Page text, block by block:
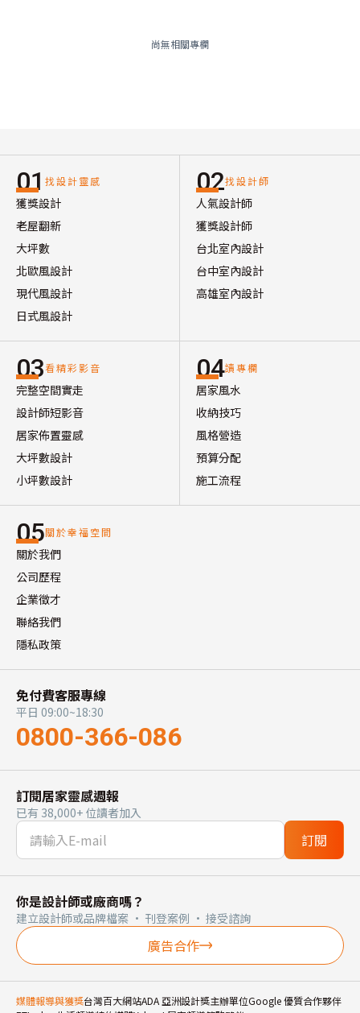
尚無相關專欄
01 找設計靈感
獲獎設計
老屋翻新
大坪數
北歐風設計
現代風設計
日式風設計
02找設計師
人氣設計師
獲獎設計師
台北室內設計
台中室內設計
高雄室內設計
03看精彩影音
完整空間實走
設計師短影音
居家佈置靈感
大坪數設計
小坪數設計
04讀專欄
居家風水
收納技巧
風格營造
預算分配
施工流程
05關於幸福空間
關於我們
公司歷程
企業徵才
聯絡我們
隱私政策
免付費客服專線
平日 09:00~18:30
0800-366-086
訂閱居家靈感週報
已有 38,000+ 位讀者加入
訂閱
你是設計師或廠商嗎？
建立設計師或品牌檔案 · 刊登案例 · 接受諮詢
廣告合作
媒體報導與獲獎台灣百大網站ADA 亞洲設計獎主辦單位Google 優質合作夥伴